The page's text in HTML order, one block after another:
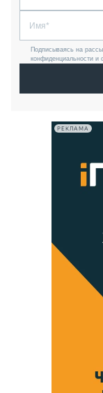
Подписываясь на
конфиденциальности и
РЕКЛАМА